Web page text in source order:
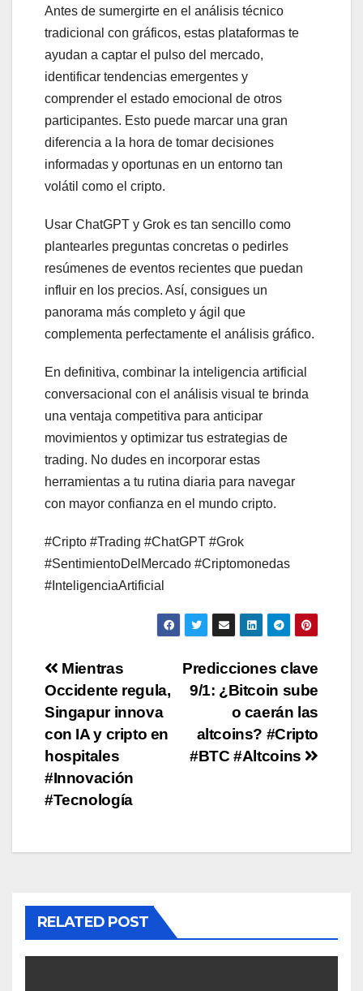
Antes de sumergirte en el análisis técnico
tradicional con gráficos, estas plataformas te
ayudan a captar el pulso del mercado,
identificar tendencias emergentes y
comprender el estado emocional de otros
participantes. Esto puede marcar una gran
diferencia a la hora de tomar decisiones
informadas y oportunas en un entorno tan
volátil como el cripto.
Usar ChatGPT y Grok es tan sencillo como
plantearles preguntas concretas o pedirles
resúmenes de eventos recientes que puedan
influir en los precios. Así, consigues un
panorama más completo y ágil que
complementa perfectamente el análisis gráfico.
En definitiva, combinar la inteligencia artificial
conversacional con el análisis visual te brinda
una ventaja competitiva para anticipar
movimientos y optimizar tus estrategias de
trading. No dudes en incorporar estas
herramientas a tu rutina diaria para navegar
con mayor confianza en el mundo cripto.
#Cripto #Trading #ChatGPT #Grok
#SentimientoDelMercado #Criptomonedas
#InteligenciaArtificial
Post
navigation
Predicciones clave
9/1: ¿Bitcoin sube
o caerán las
altcoins? #Cripto
#BTC #Altcoins
Mientras
Occidente regula,
Singapur innova
con IA y cripto en
hospitales
#Innovación
#Tecnología
RELATED POST